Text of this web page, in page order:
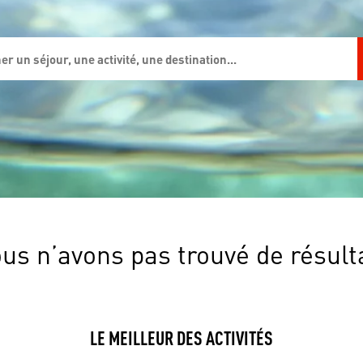
n’avons pas trouvé de
LE MEILLEUR DES ACTIVITÉS